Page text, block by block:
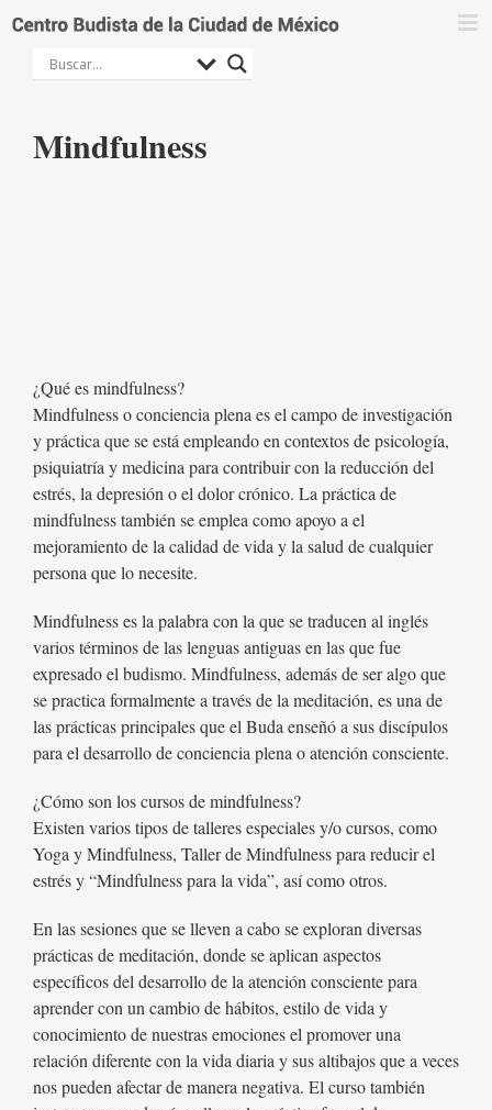
contenido
Mindfulness
¿Qué es mindfulness?
Mindfulness o conciencia plena es el campo de investigación
y práctica que se está empleando en contextos de psicología,
psiquiatría y medicina para contribuir con la reducción del
estrés, la depresión o el dolor crónico. La práctica de
mindfulness también se emplea como apoyo a el
mejoramiento de la calidad de vida y la salud de cualquier
persona que lo necesite.
Mindfulness es la palabra con la que se traducen al inglés
varios términos de las lenguas antiguas en las que fue
expresado el budismo. Mindfulness, además de ser algo que
se practica formalmente a través de la meditación, es una de
las prácticas principales que el Buda enseñó a sus discípulos
para el desarrollo de conciencia plena o atención consciente.
¿Cómo son los cursos de mindfulness?
Existen varios tipos de talleres especiales y/o cursos, como
Yoga y Mindfulness, Taller de Mindfulness para reducir el
estrés y “Mindfulness para la vida”, así como otros.
En las sesiones que se lleven a cabo se exploran diversas
prácticas de meditación, donde se aplican aspectos
específicos del desarrollo de la atención consciente para
aprender con un cambio de hábitos, estilo de vida y
conocimiento de nuestras emociones el promover una
relación diferente con la vida diaria y sus altibajos que a veces
nos pueden afectar de manera negativa. El curso también